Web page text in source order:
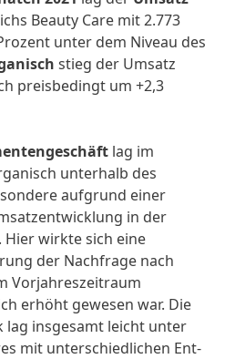
Beauty Care mit 2.773
unter dem Niveau des
stieg der Umsatz
preisbedingt um +2,3
lag im
unterhalb des
aufgrund einer
in der
wirkte sich eine
der Nachfrage nach
Vorjahres­zeitraum
erhöht gewesen war. Die
lag insgesamt leicht unter
mit unterschied­lichen Ent­